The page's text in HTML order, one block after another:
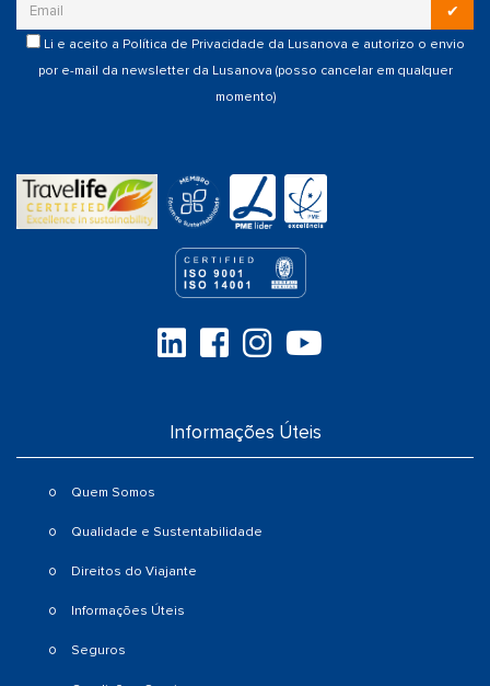
✔
Li e aceito a Política de Privacidade da Lusanova e autorizo o envio
por e-mail da newsletter da Lusanova (posso cancelar em qualquer
momento)
Informações Úteis
Quem Somos
Qualidade e Sustentabilidade
Direitos do Viajante
Informações Úteis
Seguros